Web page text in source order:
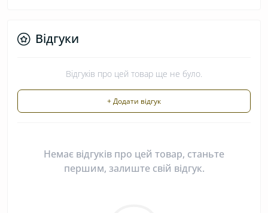
Відгуки
Відгуків про цей товар ще не було.
+ Додати відгук
Немає відгуків про цей товар, станьте
першим, залиште свій відгук.